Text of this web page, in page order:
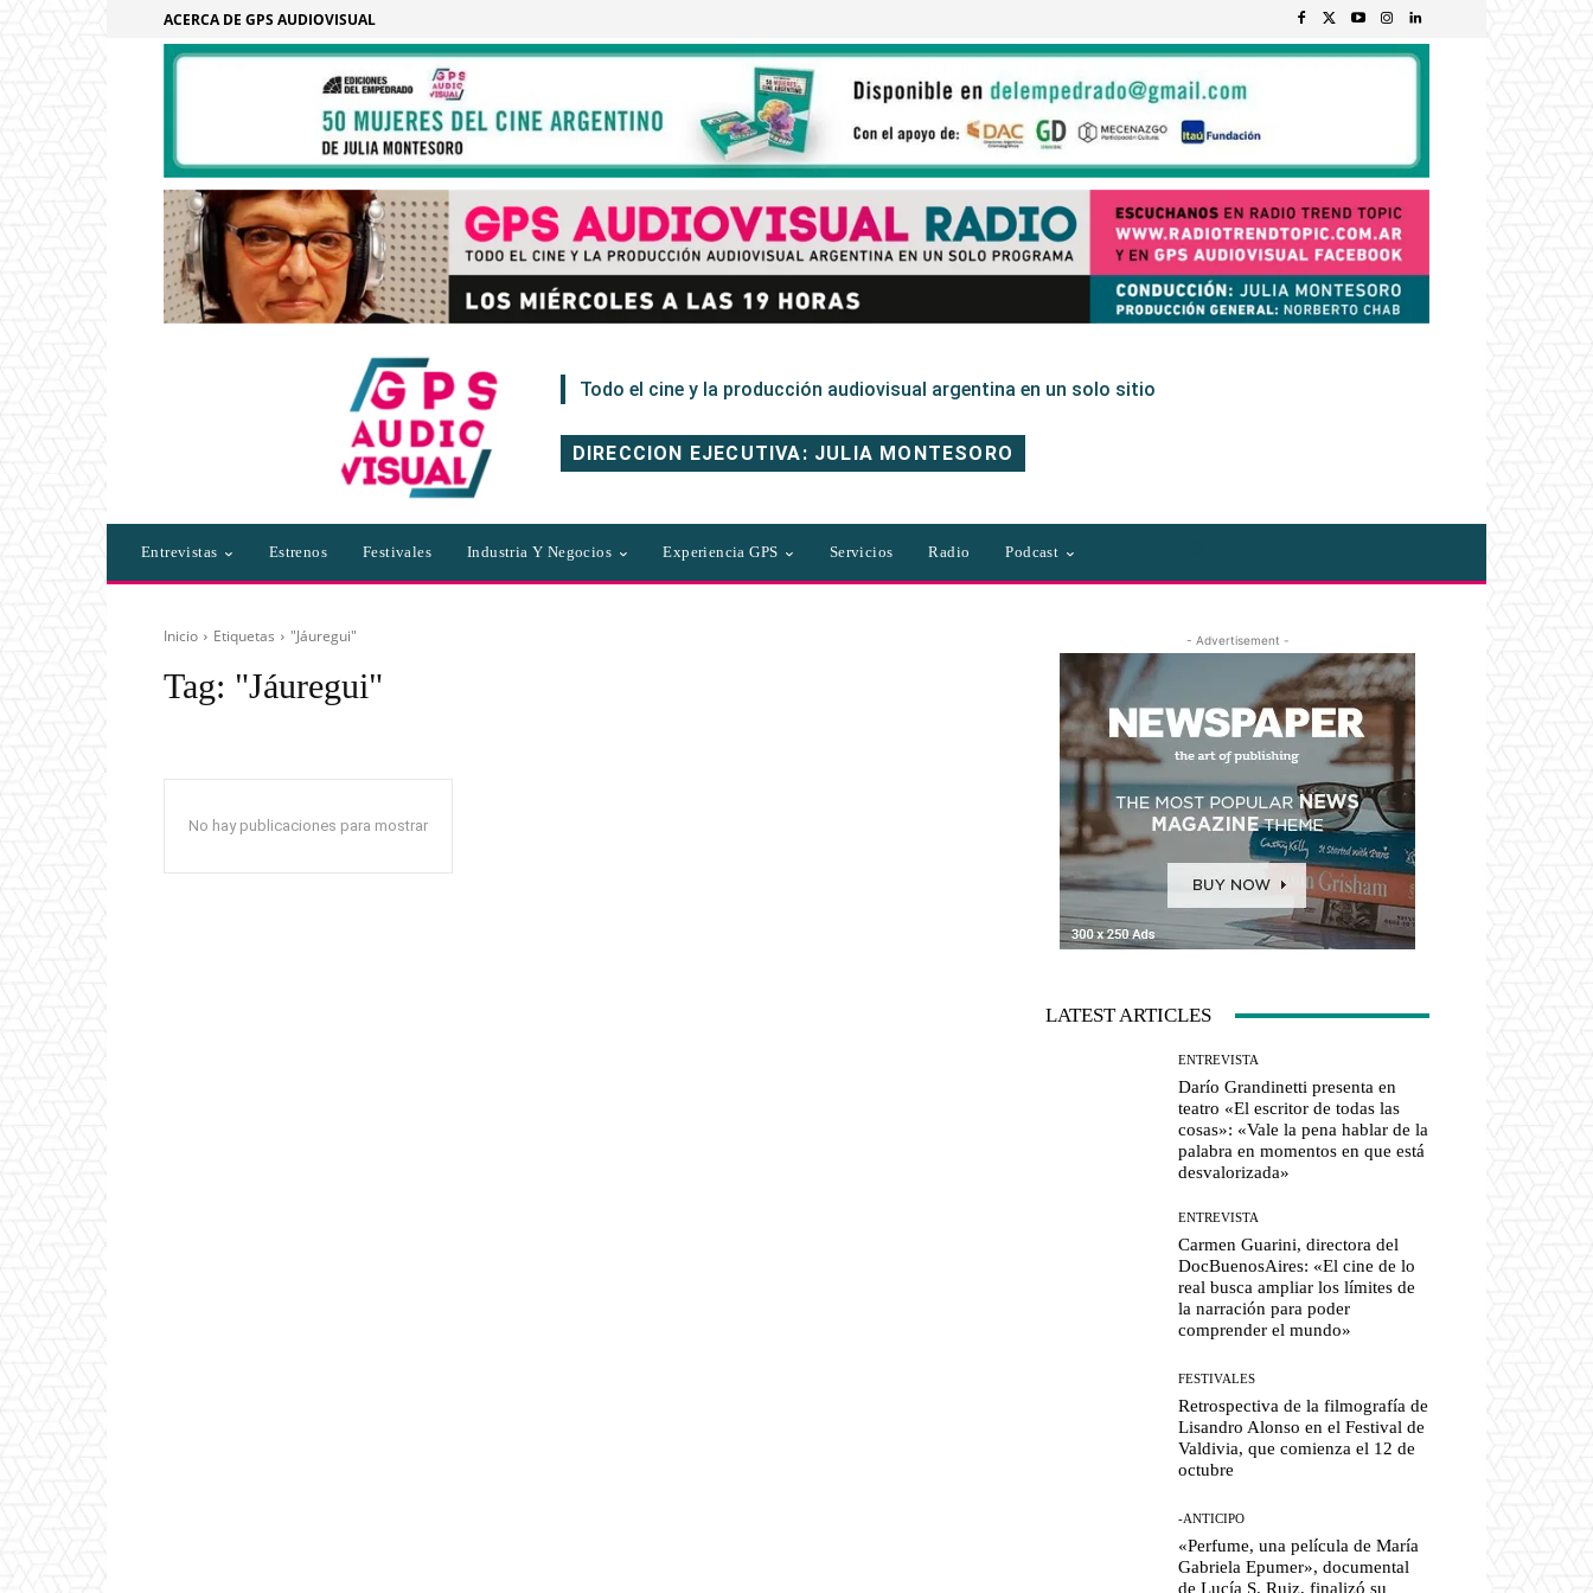
ACERCA DE GPS AUDIOVISUAL
Todo el cine y la producción audiovisual argentina en un solo sitio
DIRECCION EJECUTIVA: JULIA MONTESORO
Entrevistas Estrenos Festivales Industria Y Negocios Experiencia GPS Servicios Radio Podcast
Inicio Etiquetas "Jáuregui"
Tag: "Jáuregui"
No hay publicaciones para mostrar
- Advertisement -
LATEST ARTICLES
ENTREVISTA
Darío Grandinetti presenta en
teatro «El escritor de todas las
cosas»: «Vale la pena hablar de la
palabra en momentos en que está
desvalorizada»
ENTREVISTA
Carmen Guarini, directora del
DocBuenosAires: «El cine de lo
real busca ampliar los límites de
la narración para poder
comprender el mundo»
FESTIVALES
Retrospectiva de la filmografía de
Lisandro Alonso en el Festival de
Valdivia, que comienza el 12 de
octubre
-ANTICIPO
«Perfume, una película de María
Gabriela Epumer», documental
de Lucía S. Ruiz, finalizó su